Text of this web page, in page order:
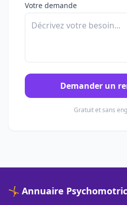
Votre demande
Demander un
Gratuit et sans
🤸 Annuaire